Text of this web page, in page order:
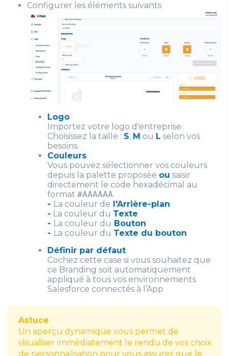
Configurer les éléments suivants
Logo
Importez votre logo d'entreprise
Choisissez la taille : S, M ou L selon vos
besoins.
Couleurs
Vous pouvez sélectionner vos couleurs
depuis la palette proposée ou saisir
directement le code hexadécimal au
format#AAAAAA.
- La couleur de l'Arrière-plan
- La couleur du Texte
- La couleur du Bouton
- La couleur du Texte du bouton
Définir par défaut
Cochez cette case si vous souhaitez que
ce Branding soit automatiquement
appliqué à tous vos environnements
Salesforce connectés à l’App
Astuce
Un aperçu dynamique vous permet de
visualiser immédiatement le rendu de vos choix
de personnalisation pour vous assurer que le